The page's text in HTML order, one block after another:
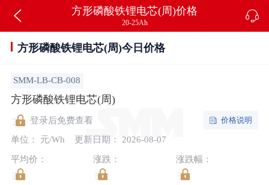
方形磷酸铁锂电芯(周)价格
20-25Ah
方形磷酸铁锂电芯(周)今日价格
SMM-LB-CB-008
方形磷酸铁锂电芯(周)
登录后免费查看
单位： 元/Wh
更新日期： 2026-08-07
价格说明
平均价： 涨跌： 涨跌幅：